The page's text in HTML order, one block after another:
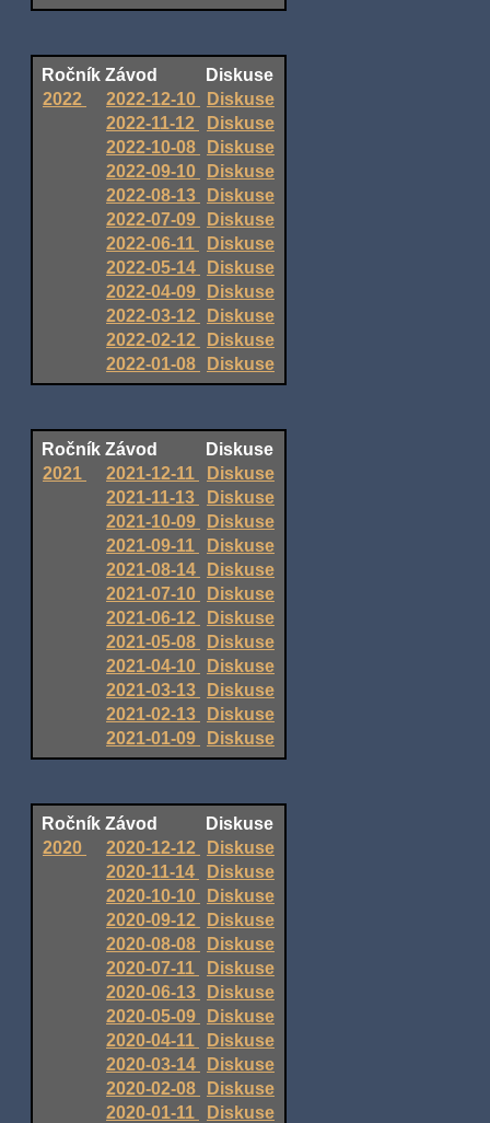
Ročník Závod
Diskuse
2022
2022-12-10
Diskuse
2022-11-12
Diskuse
2022-10-08
Diskuse
2022-09-10
Diskuse
2022-08-13
Diskuse
2022-07-09
Diskuse
2022-06-11
Diskuse
2022-05-14
Diskuse
2022-04-09
Diskuse
2022-03-12
Diskuse
2022-02-12
Diskuse
2022-01-08
Diskuse
Ročník Závod
Diskuse
2021
2021-12-11
Diskuse
2021-11-13
Diskuse
2021-10-09
Diskuse
2021-09-11
Diskuse
2021-08-14
Diskuse
2021-07-10
Diskuse
2021-06-12
Diskuse
2021-05-08
Diskuse
2021-04-10
Diskuse
2021-03-13
Diskuse
2021-02-13
Diskuse
2021-01-09
Diskuse
Ročník Závod
Diskuse
2020
2020-12-12
Diskuse
2020-11-14
Diskuse
2020-10-10
Diskuse
2020-09-12
Diskuse
2020-08-08
Diskuse
2020-07-11
Diskuse
2020-06-13
Diskuse
2020-05-09
Diskuse
2020-04-11
Diskuse
2020-03-14
Diskuse
2020-02-08
Diskuse
2020-01-11
Diskuse